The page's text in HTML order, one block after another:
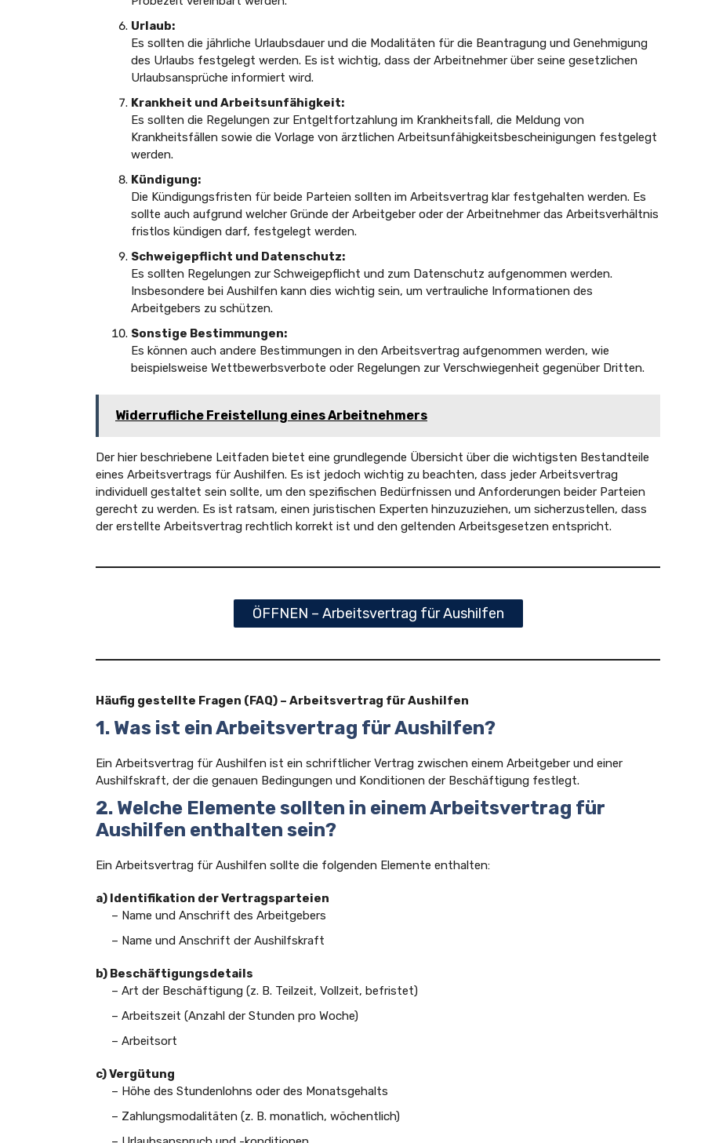
Urlaub:
Es sollten die jährliche Urlaubsdauer und die Modalitäten für die Beantragung und Genehmigung
des Urlaubs festgelegt werden. Es ist wichtig, dass der Arbeitnehmer über seine gesetzlichen
Urlaubsansprüche informiert wird.
Krankheit und Arbeitsunfähigkeit:
Es sollten die Regelungen zur Entgeltfortzahlung im Krankheitsfall, die Meldung von
Krankheitsfällen sowie die Vorlage von ärztlichen Arbeitsunfähigkeitsbescheinigungen festgelegt
werden.
Kündigung:
Die Kündigungsfristen für beide Parteien sollten im Arbeitsvertrag klar festgehalten werden. Es
sollte auch aufgrund welcher Gründe der Arbeitgeber oder der Arbeitnehmer das Arbeitsverhältnis
fristlos kündigen darf, festgelegt werden.
Schweigepflicht und Datenschutz:
Es sollten Regelungen zur Schweigepflicht und zum Datenschutz aufgenommen werden.
Insbesondere bei Aushilfen kann dies wichtig sein, um vertrauliche Informationen des
Arbeitgebers zu schützen.
Sonstige Bestimmungen:
Es können auch andere Bestimmungen in den Arbeitsvertrag aufgenommen werden, wie
beispielsweise Wettbewerbsverbote oder Regelungen zur Verschwiegenheit gegenüber Dritten.
Widerrufliche Freistellung eines Arbeitnehmers
Der hier beschriebene Leitfaden bietet eine grundlegende Übersicht über die wichtigsten Bestandteile
eines Arbeitsvertrags für Aushilfen. Es ist jedoch wichtig zu beachten, dass jeder Arbeitsvertrag
individuell gestaltet sein sollte, um den spezifischen Bedürfnissen und Anforderungen beider Parteien
gerecht zu werden. Es ist ratsam, einen juristischen Experten hinzuzuziehen, um sicherzustellen, dass
der erstellte Arbeitsvertrag rechtlich korrekt ist und den geltenden Arbeitsgesetzen entspricht.
ÖFFNEN – Arbeitsvertrag für Aushilfen
Häufig gestellte Fragen (FAQ) – Arbeitsvertrag für Aushilfen
1. Was ist ein Arbeitsvertrag für Aushilfen?
Ein Arbeitsvertrag für Aushilfen ist ein schriftlicher Vertrag zwischen einem Arbeitgeber und einer
Aushilfskraft, der die genauen Bedingungen und Konditionen der Beschäftigung festlegt.
2. Welche Elemente sollten in einem Arbeitsvertrag für
Aushilfen enthalten sein?
Ein Arbeitsvertrag für Aushilfen sollte die folgenden Elemente enthalten:
a) Identifikation der Vertragsparteien
– Name und Anschrift des Arbeitgebers
– Name und Anschrift der Aushilfskraft
b) Beschäftigungsdetails
– Art der Beschäftigung (z. B. Teilzeit, Vollzeit, befristet)
– Arbeitszeit (Anzahl der Stunden pro Woche)
– Arbeitsort
c) Vergütung
– Höhe des Stundenlohns oder des Monatsgehalts
– Zahlungsmodalitäten (z. B. monatlich, wöchentlich)